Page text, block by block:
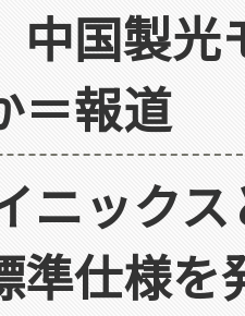
中国製光
＝報道
ニック
準仕様を